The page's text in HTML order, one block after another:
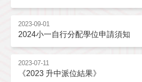
2023-09-01
2024小一自行分配學位申請須知
2023-07-11
《2023 升中派位結果》